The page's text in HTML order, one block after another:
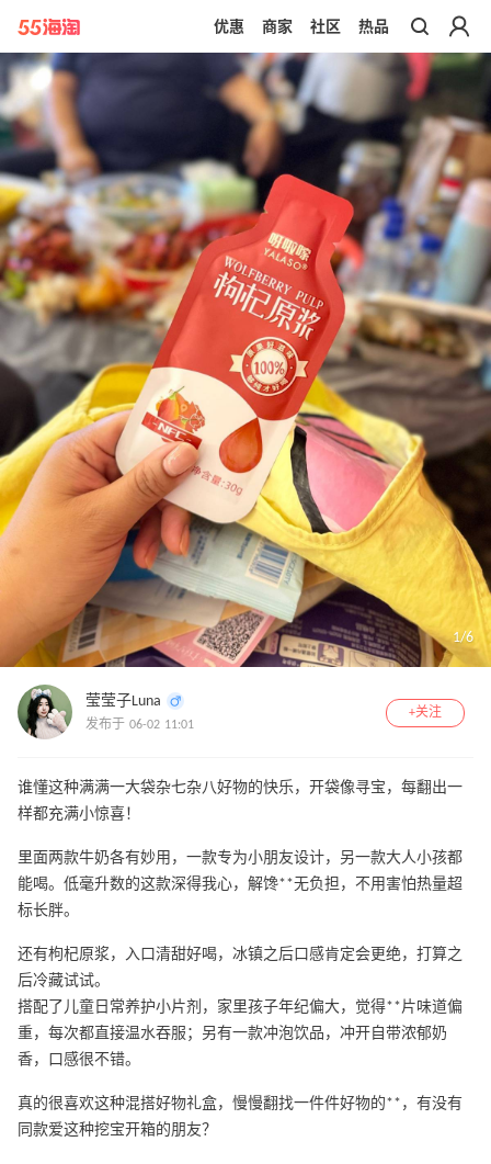
带你去官网买正品
优惠 商家 社区 热品
1/6
莹莹子Luna
发布于 06-02 11:01
+关注
谁懂这种满满一大袋杂七杂八好物的快乐，开袋像寻宝，每翻出一
样都充满小惊喜！
里面两款牛奶各有妙用，一款专为小朋友设计，另一款大人小孩都
能喝。低毫升数的这款深得我心，解馋**无负担，不用害怕热量超
标长胖。
还有枸杞原浆，入口清甜好喝，冰镇之后口感肯定会更绝，打算之
后冷藏试试。
搭配了儿童日常养护小片剂，家里孩子年纪偏大，觉得**片味道偏
重，每次都直接温水吞服；另有一款冲泡饮品，冲开自带浓郁奶
香，口感很不错。
真的很喜欢这种混搭好物礼盒，慢慢翻找一件件好物的**，有没有
同款爱这种挖宝开箱的朋友？